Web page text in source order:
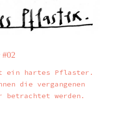
#02
ein hartes Pflaster.
die vergangenen
betrachtet werden.